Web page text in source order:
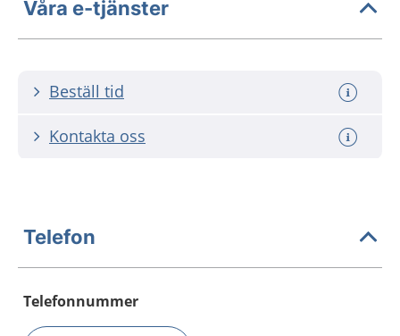
Våra e-tjänster
Beställ tid
Kontakta oss
Telefon
Telefonnummer